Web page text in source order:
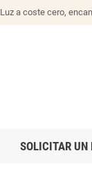
Luz a coste cero,
SOLICITAR UN